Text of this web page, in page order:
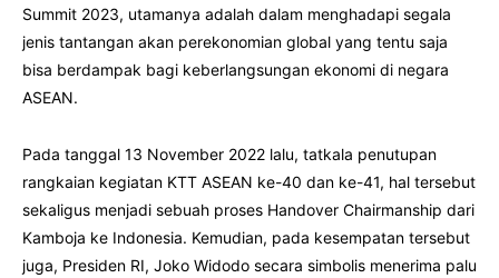
Summit 2023, utamanya adalah dalam menghadapi segala
jenis tantangan akan perekonomian global yang tentu saja
bisa berdampak bagi keberlangsungan ekonomi di negara
ASEAN.
Pada tanggal 13 November 2022 lalu, tatkala penutupan
rangkaian kegiatan KTT ASEAN ke-40 dan ke-41, hal tersebut
sekaligus menjadi sebuah proses Handover Chairmanship dari
Kamboja ke Indonesia. Kemudian, pada kesempatan tersebut
juga, Presiden RI, Joko Widodo secara simbolis menerima palu